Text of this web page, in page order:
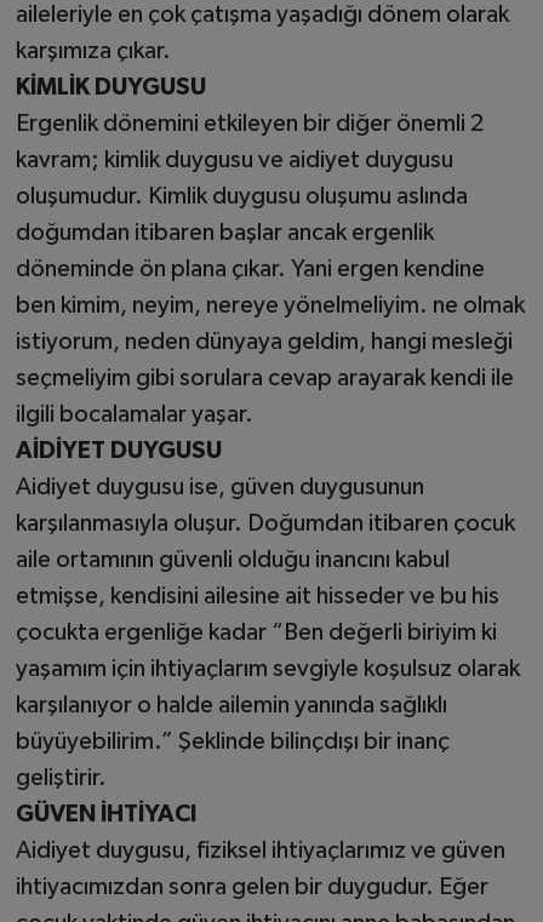
aileleriyle en çok çatışma yaşadığı dönem olarak
karşımıza çıkar.
KİMLİK DUYGUSU
Ergenlik dönemini etkileyen bir diğer önemli 2
kavram; kimlik duygusu ve aidiyet duygusu
oluşumudur. Kimlik duygusu oluşumu aslında
doğumdan itibaren başlar ancak ergenlik
döneminde ön plana çıkar. Yani ergen kendine
ben kimim, neyim, nereye yönelmeliyim. ne olmak
istiyorum, neden dünyaya geldim, hangi mesleği
seçmeliyim gibi sorulara cevap arayarak kendi ile
ilgili bocalamalar yaşar.
AİDİYET DUYGUSU
Aidiyet duygusu ise, güven duygusunun
karşılanmasıyla oluşur. Doğumdan itibaren çocuk
aile ortamının güvenli olduğu inancını kabul
etmişse, kendisini ailesine ait hisseder ve bu his
çocukta ergenliğe kadar “Ben değerli biriyim ki
yaşamım için ihtiyaçlarım sevgiyle koşulsuz olarak
karşılanıyor o halde ailemin yanında sağlıklı
büyüyebilirim.” Şeklinde bilinçdışı bir inanç
geliştirir.
GÜVEN İHTİYACI
Aidiyet duygusu, fiziksel ihtiyaçlarımız ve güven
ihtiyacımızdan sonra gelen bir duygudur. Eğer